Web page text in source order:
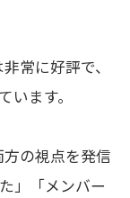
常に好評で、
ます。
方の視点を発信
」「メンバー